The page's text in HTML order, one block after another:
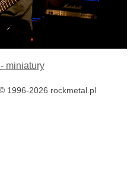
miniatury
1996-2026 rockmetal.pl